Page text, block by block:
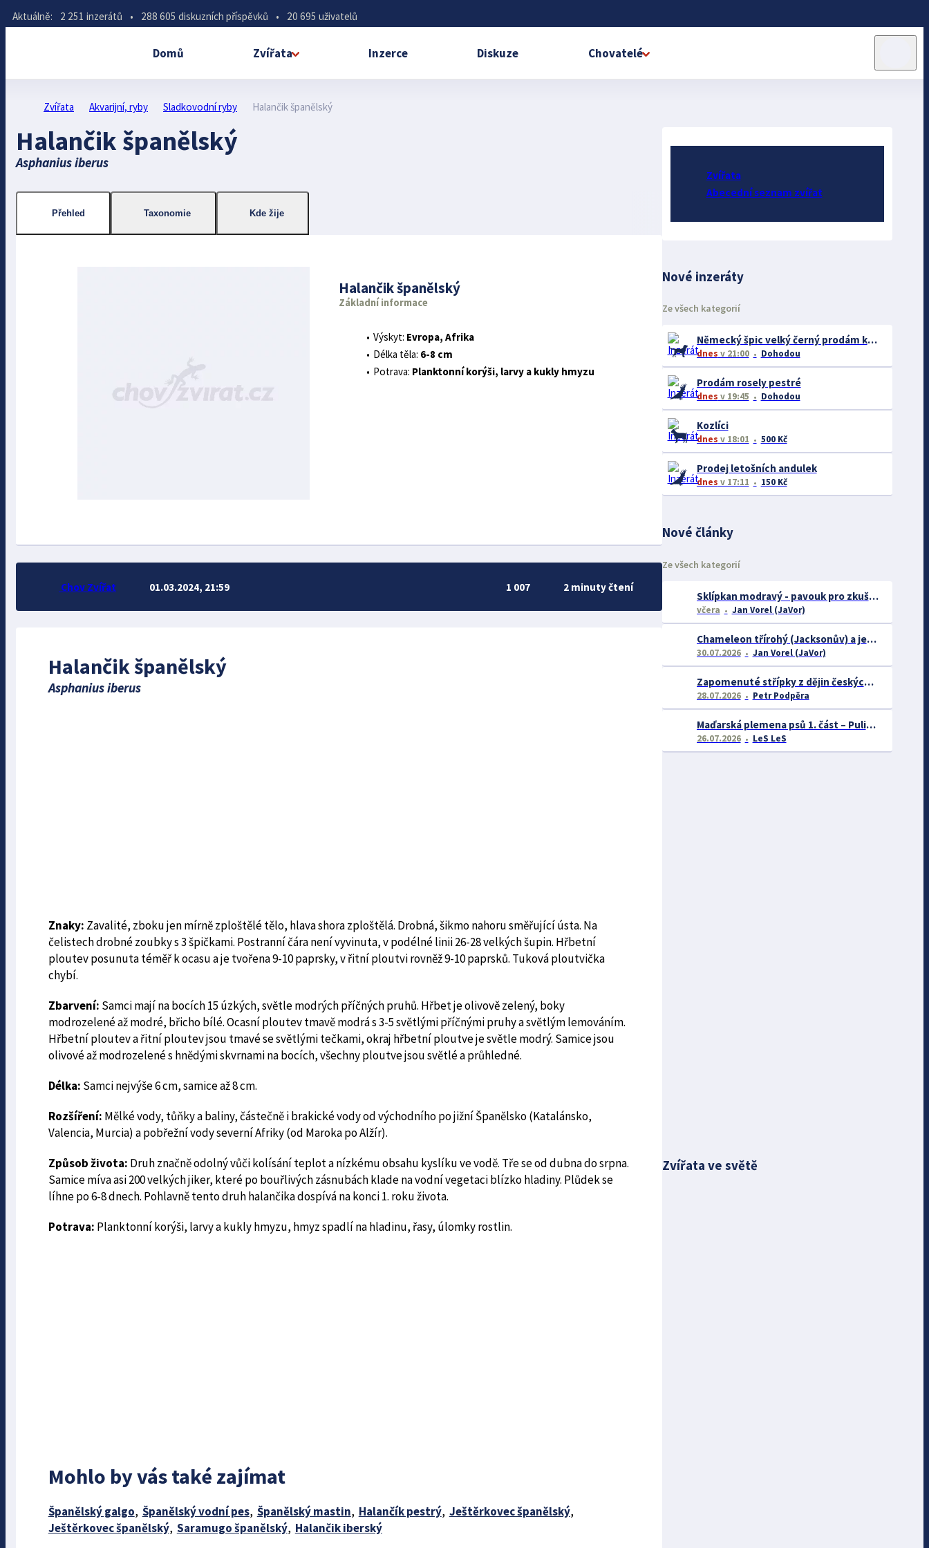
Aktuálně: 2 251 inzerátů • 288 605 diskuzních příspěvků • 20 695 uživatelů
Domů Zvířata Inzerce Diskuze Chovatelé
Zvířata Akvarijní, ryby Sladkovodní ryby Halančik španělský
Halančik španělský
Asphanius iberus
Halančik španělský
Asphanius iberus
Znaky: Zavalité, zboku jen mírně zploštělé tělo, hlava shora zploštělá. Drobná, šikmo nahoru směřující ústa. Na
čelistech drobné zoubky s 3 špičkami. Postranní čára není vyvinuta, v podélné linii 26-28 velkých šupin. Hřbetní
ploutev posunuta téměř k ocasu a je tvořena 9-10 paprsky, v řitní ploutvi rovněž 9-10 paprsků. Tuková ploutvička
chybí.
Zbarvení: Samci mají na bocích 15 úzkých, světle modrých příčných pruhů. Hřbet je olivově zelený, boky
modrozelené až modré, břicho bílé. Ocasní ploutev tmavě modrá s 3-5 světlými příčnými pruhy a světlým lemováním.
Hřbetní ploutev a řitní ploutev jsou tmavé se světlými tečkami, okraj hřbetní ploutve je světle modrý. Samice jsou
olivové až modrozelené s hnědými skvrnami na bocích, všechny ploutve jsou světlé a průhledné.
Délka: Samci nejvýše 6 cm, samice až 8 cm.
Rozšíření: Mělké vody, tůňky a baliny, částečně i brakické vody od východního po jižní Španělsko (Katalánsko,
Valencia, Murcia) a pobřežní vody severní Afriky (od Maroka po Alžír).
Způsob života: Druh značně odolný vůči kolísání teplot a nízkému obsahu kyslíku ve vodě. Tře se od dubna do srpna.
Samice míva asi 200 velkých jiker, které po bouřlivých zásnubách klade na vodní vegetaci blízko hladiny. Plůdek se
líhne po 6-8 dnech. Pohlavně tento druh halančika dospívá na konci 1. roku života.
Potrava: Planktonní korýši, larvy a kukly hmyzu, hmyz spadlí na hladinu, řasy, úlomky rostlin.
Mohlo by vás také zajímat
Španělský galgo, Španělský vodní pes, Španělský mastin, Halančík pestrý, Ještěrkovec španělský,
Ještěrkovec španělský, Saramugo španělský, Halančik iberský
Přehled Taxonomie Kde žije
Halančik španělský
Základní informace
Výskyt: Evropa, Afrika
Délka těla: 6-8 cm
Potrava: Planktonní korýši, larvy a kukly hmyzu
Chov Zvířat 01.03.2024, 21:59 1 007 2 minuty čtení
Zvířata
Abecední seznam zvířat
Nové inzeráty
Ze všech kategorií
Německý špic velký černý prodám krásná štěňata s PP - rarita
dnes v 21:00 Dohodou
Prodám rosely pestré
dnes v 19:45 Dohodou
Kozlíci
dnes v 18:01 500 Kč
Prodej letošních andulek
dnes v 17:11 150 Kč
Nové články
Ze všech kategorií
Sklípkan modravý - pavouk pro zkušené chovatele
včera Jan Vorel (JaVor)
Chameleon třírohý (Jacksonův) a jeho chov
30.07.2026 Jan Vorel (JaVor)
Zapomenuté střípky z dějin českých exotářů - 3.část
28.07.2026 Petr Podpěra
Maďarská plemena psů 1. část – Puli, Komondor
26.07.2026 LeS LeS
Zvířata ve světě